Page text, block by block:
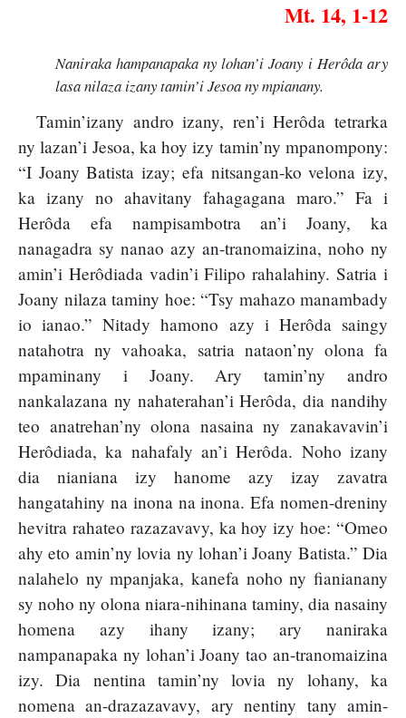
Mt. 14, 1-12
Naniraka hampanapaka ny lohan’i Joany i Herôda ary
lasa nilaza izany tamin’i Jesoa ny mpianany.
Tamin’izany andro izany, ren’i Herôda tetrarka
ny lazan’i Jesoa, ka hoy izy tamin’ny mpanompony:
“I Joany Batista izay; efa nitsangan-ko velona izy,
ka izany no ahavitany fahagagana maro.” Fa i
Herôda efa nampisambotra an’i Joany, ka
nanagadra sy nanao azy an-tranomaizina, noho ny
amin’i Herôdiada vadin’i Filipo rahalahiny. Satria i
Joany nilaza taminy hoe: “Tsy mahazo manambady
io ianao.” Nitady hamono azy i Herôda saingy
natahotra ny vahoaka, satria nataon’ny olona fa
mpaminany i Joany. Ary tamin’ny andro
nankalazana ny nahaterahan’i Herôda, dia nandihy
teo anatrehan’ny olona nasaina ny zanakavavin’i
Herôdiada, ka nahafaly an’i Herôda. Noho izany
dia nianiana izy hanome azy izay zavatra
hangatahiny na inona na inona. Efa nomen-dreniny
hevitra rahateo razazavavy, ka hoy izy hoe: “Omeo
ahy eto amin’ny lovia ny lohan’i Joany Batista.” Dia
nalahelo ny mpanjaka, kanefa noho ny fianianany
sy noho ny olona niara-nihinana taminy, dia nasainy
homena azy ihany izany; ary naniraka
nampanapaka ny lohan’i Joany tao an-tranomaizina
izy. Dia nentina tamin’ny lovia ny lohany, ka
nomena an-drazazavavy, ary nentiny tany amin-